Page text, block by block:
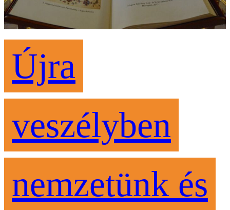
Újra
veszélyben
nemzetünk és